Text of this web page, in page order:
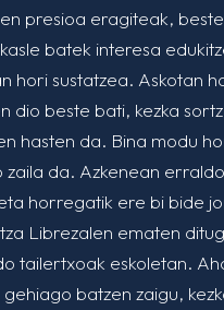
presioa eragiteak,
batek interesa
hori sustatzea. Askotan
dio beste bati, kezka
hasten da. Bina modu
da. Azkenean
horregatik ere bi bide
Librezalen ematen
tailertxoak eskoletan.
batzen zaigu,